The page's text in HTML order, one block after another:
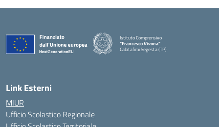
Istituto Comprensivo
"Francesco Vivona"
Calatafimi Segesta (TP)
— Visita la pagina iniziale della scuola
Link Esterni
MIUR
Ufficio Scolastico Regionale